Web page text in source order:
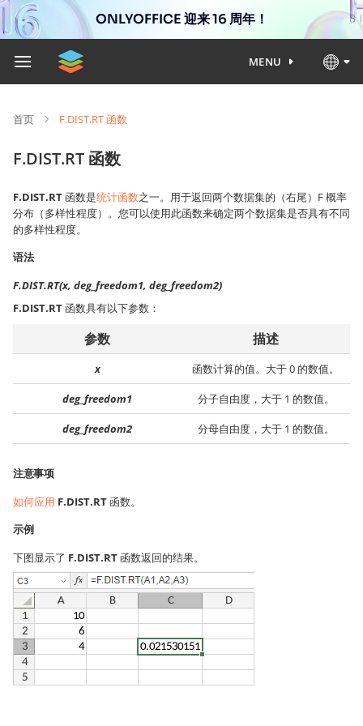
ONLYOFFICE 迎来 16 周年！
MENU
首页 F.DIST.RT 函数
F.DIST.RT 函数
F.DIST.RT函数是统计函数之一。用于返回两个数据集的（右尾）F 概率
分布（多样性程度）。您可以使用此函数来确定两个数据集是否具有不同
的多样性程度。
语法
F.DIST.RT(x, deg_freedom1, deg_freedom2)
F.DIST.RT函数具有以下参数：
参数 描述
x 函数计算的值。大于 0 的数值。
deg_freedom1 分子自由度，大于 1 的数值。
deg_freedom2 分母自由度，大于 1 的数值。
注意事项
如何应用 F.DIST.RT函数。
示例
下图显示了 F.DIST.RT函数返回的结果。